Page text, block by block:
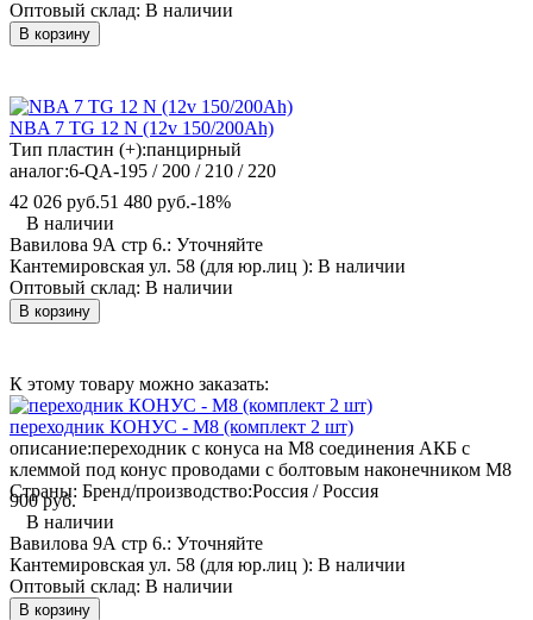
Оптовый склад: В наличии
В корзину
NBA 7 TG 12 N (12v 150/200Ah)
Тип пластин (+):панцирный
аналог:6-QA-195 / 200 / 210 / 220
42 026 руб.51 480 руб.-18%
В наличии
Вавилова 9А стр 6.: Уточняйте
Кантемировская ул. 58 (для юр.лиц ): В наличии
Оптовый склад: В наличии
В корзину
К этому товару можно заказать:
переходник КОНУС - М8 (комплект 2 шт)
описание:переходник с конуса на M8 соединения АКБ с
клеммой под конус проводами с болтовым наконечником М8
Страны: Бренд/производство:Россия / Россия
900 руб.
В наличии
Вавилова 9А стр 6.: Уточняйте
Кантемировская ул. 58 (для юр.лиц ): В наличии
Оптовый склад: В наличии
В корзину